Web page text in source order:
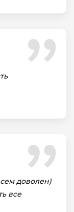
доволен)
все